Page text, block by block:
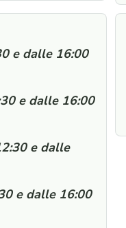
e dalle 16:00
e dalle 16:00
e dalle
e dalle 16:00